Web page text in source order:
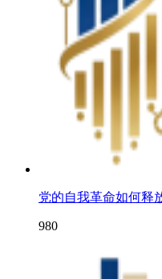
党的自我革命如何释
980